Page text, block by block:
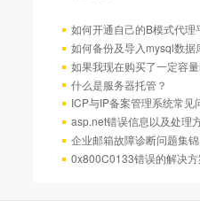
如何开通自己的B模式代理
如何备份及导入mysql数据
如果我现在购买了一定容
什么是服务器托管？
ICP与IP备案管理系统常见
asp.net错误信息以及处理
企业邮箱故障诊断问题集锦
0x800C0133错误的解决